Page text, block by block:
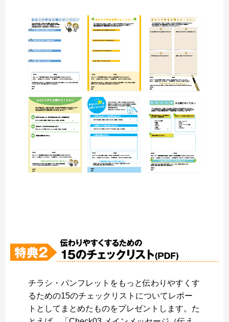
チラシ・パンフレットをもっと伝わりやすくす
るための15のチェックリストについてレポー
トとしてまとめたものをプレゼントします。た